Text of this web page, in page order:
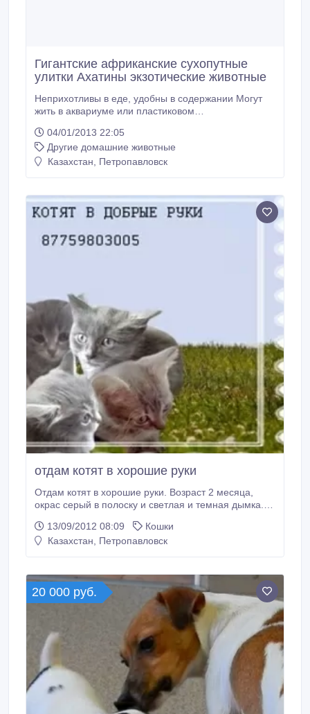
Гигантские африканские сухопутные
улитки Ахатины экзотические животные
Неприхотливы в еде, удобны в содержании Могут
жить в аквариуме или пластиковом
шрамы, растяжки, акне, бородавки,
ожоги.Омолаживающий эффект.Мясо улиток-
деликатесный продукт, обогащено кальцием,
беременности и выкармливании ребенка.
04/01/2013 22:05
Другие домашние животные
Казахстан, Петропавловск
отдам котят в хорошие руки
Отдам котят в хорошие руки. Возраст 2 месяца,
окрас серый в полоску и светлая и темная дымка.
характеры разные..
13/09/2012 08:09
Кошки
Казахстан, Петропавловск
20 000 руб.